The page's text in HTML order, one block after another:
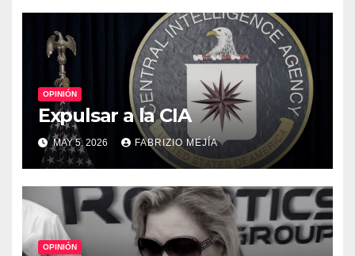
OPINIÓN
Expulsar a la CIA
MAY 5, 2026 FABRIZIO MEJÍA
OPINIÓN